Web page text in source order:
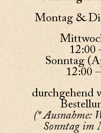
Montag &
12:00
Sonntag
12:00
durchgehend
(* Ausnahme:
Sonntag im